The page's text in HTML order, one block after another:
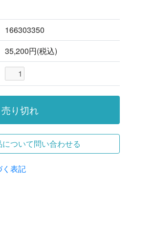
166303350
35,200円(税込)
売り切れ
について問い合わせる
表記